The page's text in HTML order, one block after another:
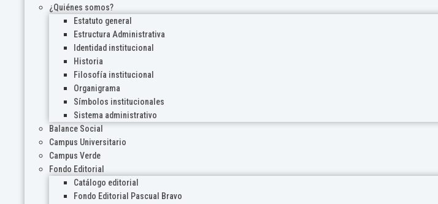
¿Quiénes somos?
Estatuto general
Estructura Administrativa
Identidad institucional
Historia
Filosofía institucional
Organigrama
Símbolos institucionales
Sistema administrativo
Balance Social
Campus Universitario
Campus Verde
Fondo Editorial
Catálogo editorial
Fondo Editorial Pascual Bravo